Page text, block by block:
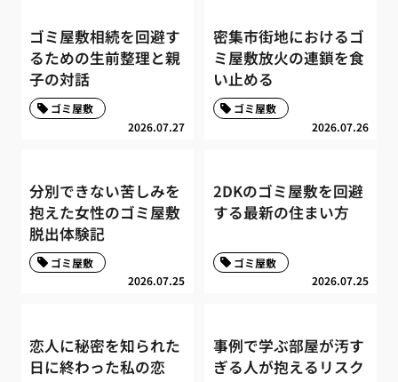
ゴミ屋敷相続を回避す
るための生前整理と親
子の対話
2026.07.27
ゴミ屋敷
密集市街地におけるゴ
ミ屋敷放火の連鎖を食
い止める
2026.07.26
ゴミ屋敷
分別できない苦しみを
抱えた女性のゴミ屋敷
脱出体験記
2026.07.25
ゴミ屋敷
2DKのゴミ屋敷を回避
する最新の住まい方
2026.07.25
ゴミ屋敷
恋人に秘密を知られた
日に終わった私の恋
事例で学ぶ部屋が汚す
ぎる人が抱えるリスク